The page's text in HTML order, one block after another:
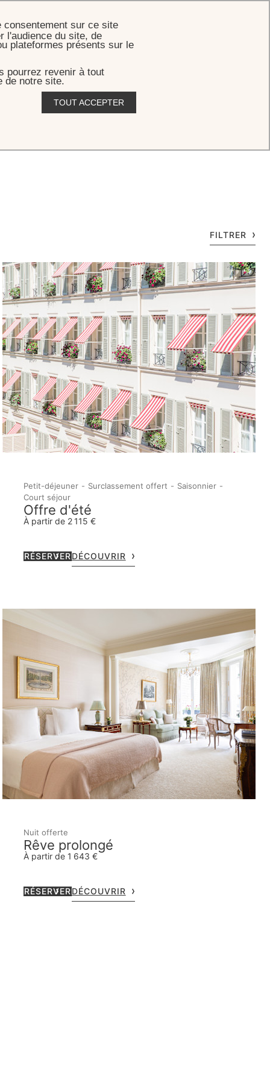
FILTRER
Petit-déjeuner Surclassement offert
Saisonnier
Court séjour
Offre d'été
À partir de 2 115 €
RÉSERVERDÉCOUVRIR
Nuit offerte
Rêve prolongé
À partir de 1 643 €
RÉSERVERDÉCOUVRIR
sur ce site
l'audience du site, de
plateformes présents sur le
pourrez revenir à tout
de notre site.
TOUT ACCEPTER